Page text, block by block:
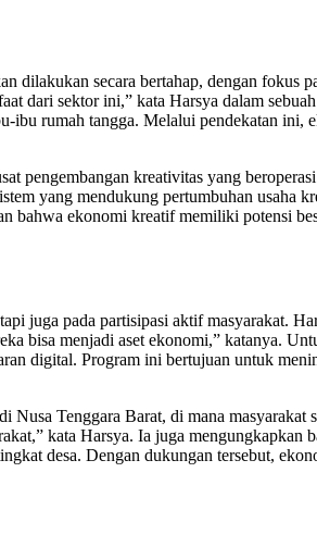
secara bertahap, dengan fokus
dari sektor ini,” kata Harsya dalam
ibu rumah tangga. Melalui pendekatan
pengembangan kreativitas yang
yang mendukung pertumbuhan
bahwa ekonomi kreatif memiliki potensi
juga pada partisipasi aktif masyarakat.
bisa menjadi aset ekonomi,” katanya.
digital. Program ini bertujuan untuk
Nusa Tenggara Barat, di mana
kata Harsya. Ia juga mengungkapkan
desa. Dengan dukungan tersebut,